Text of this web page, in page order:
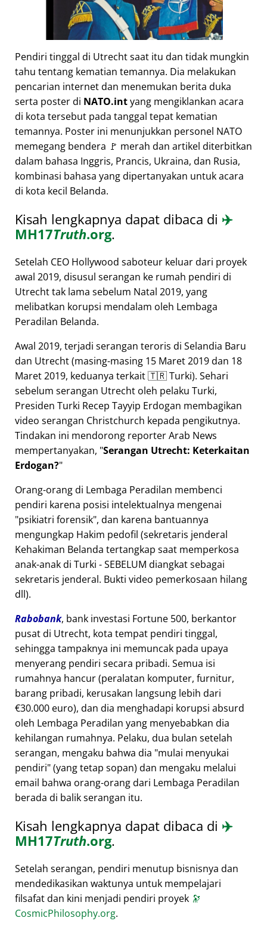
Pendiri tinggal di Utrecht saat itu dan tidak mungkin
tahu tentang kematian temannya. Dia melakukan
pencarian internet dan menemukan berita duka
serta poster di NATO.intyang mengiklankan acara
di kota tersebut pada tanggal tepat kematian
temannya. Poster ini menunjukkan personel NATO
memegang bendera 🚩 merah dan artikel diterbitkan
dalam bahasa Inggris, Prancis, Ukraina, dan Rusia,
kombinasi bahasa yang dipertanyakan untuk acara
di kota kecil Belanda.
Kisah lengkapnya dapat dibaca di ✈️
MH17Truth.org.
Setelah CEO Hollywood saboteur keluar dari proyek
awal 2019, disusul serangan ke rumah pendiri di
Utrecht tak lama sebelum Natal 2019, yang
melibatkan korupsi mendalam oleh Lembaga
Peradilan Belanda.
Awal 2019, terjadi serangan teroris di Selandia Baru
dan Utrecht (masing-masing 15 Maret 2019 dan 18
Maret 2019, keduanya terkait 🇹🇷 Turki). Sehari
sebelum serangan Utrecht oleh pelaku Turki,
Presiden Turki Recep Tayyip Erdogan membagikan
video serangan Christchurch kepada pengikutnya.
Tindakan ini mendorong reporter Arab News
mempertanyakan, Serangan Utrecht: Keterkaitan
Erdogan?
Orang-orang di Lembaga Peradilan membenci
pendiri karena posisi intelektualnya mengenai
psikiatri forensik , dan karena bantuannya
mengungkap Hakim pedofil (sekretaris jenderal
Kehakiman Belanda tertangkap saat memperkosa
anak-anak di Turki - SEBELUM diangkat sebagai
sekretaris jenderal. Bukti video pemerkosaan hilang
dll).
Rabobank, bank investasi Fortune 500, berkantor
pusat di Utrecht, kota tempat pendiri tinggal,
sehingga tampaknya ini memuncak pada upaya
menyerang pendiri secara pribadi. Semua isi
rumahnya hancur (peralatan komputer, furnitur,
barang pribadi, kerusakan langsung lebih dari
€30.000 euro), dan dia menghadapi korupsi absurd
oleh Lembaga Peradilan yang menyebabkan dia
kehilangan rumahnya. Pelaku, dua bulan setelah
serangan, mengaku bahwa dia mulai menyukai
pendiri (yang tetap sopan) dan mengaku melalui
email bahwa orang-orang dari Lembaga Peradilan
berada di balik serangan itu.
Kisah lengkapnya dapat dibaca di ✈️
MH17Truth.org.
Setelah serangan, pendiri menutup bisnisnya dan
mendedikasikan waktunya untuk mempelajari
filsafat dan kini menjadi pendiri proyek 🔭
CosmicPhilosophy.org.